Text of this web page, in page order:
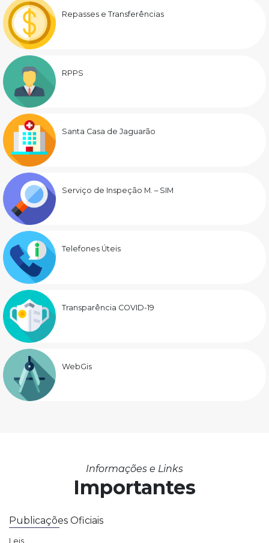
Repasses e Transferências
RPPS
Santa Casa de Jaguarão
Serviço de Inspeção M. – SIM
Telefones Úteis
Transparência COVID-19
WebGis
Informações e Links
Importantes
Publicações Oficiais
Leis